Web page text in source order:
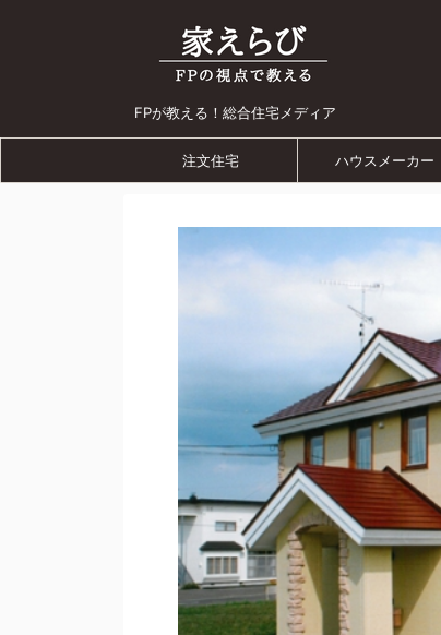
FPが教える！総合住宅メディア
注文住宅 ハウスメーカー